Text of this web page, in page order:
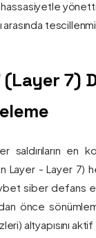
arasında
7)
en
Layer - Layer 7)
siber
önce
altyapısını